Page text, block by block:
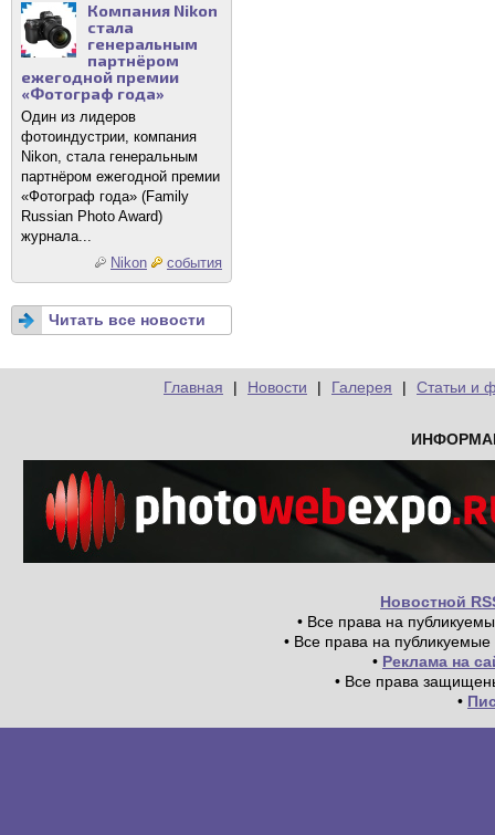
Компания Nikon
стала
генеральным
партнёром
ежегодной премии
«Фотограф года»
Один из лидеров
фотоиндустрии, компания
Nikon, стала генеральным
партнёром ежегодной премии
«Фотограф года» (Family
Russian Photo Award)
журнала...
Nikon
события
Читать все новости
Главная | Новости | Галерея | Статьи и
Новостной
• Все права на
• Все права на
• Реклама на
• Все права
•